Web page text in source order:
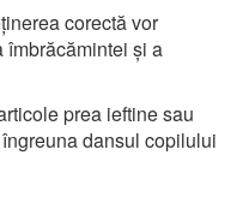
corectă vor
îmbrăcămintei și a
prea ieftine sau
dansul copilului